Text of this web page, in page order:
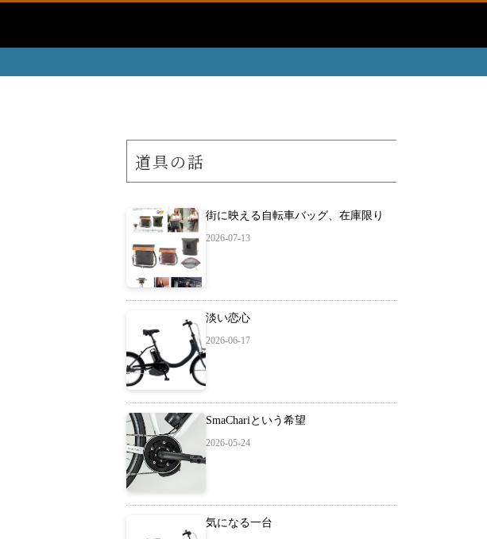
道具の話
街に映える自転車バッグ、在庫限り
2026-07-13
淡い恋心
2026-06-17
SmaChariという希望
2026-05-24
気になる一台